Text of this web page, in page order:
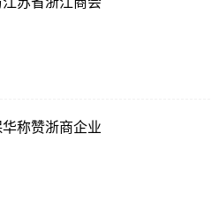
称赞浙商企业